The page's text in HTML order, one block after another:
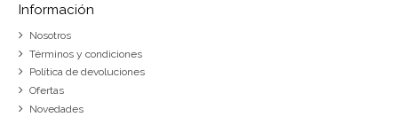
Información
Nosotros
Términos y condiciones
Política de devoluciones
Ofertas
Novedades